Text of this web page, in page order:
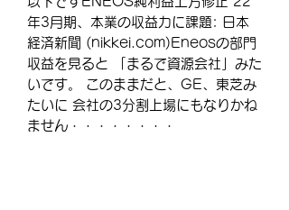
年3月期、本業の収益力に課題: 日本
経済新聞 (nikkei.com)Eneosの部門
収益を見ると 「まるで資源会社」みた
いです。 このままだと、GE、東芝み
たいに 会社の3分割上場にもなりかね
ません・・・・
・・・・